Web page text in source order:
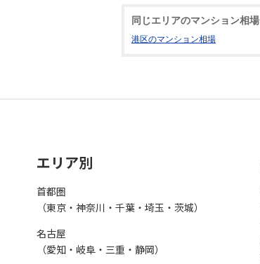
同じエリアのマンション相場
港区のマンション相場
エリア別
首都圏
（東京・神奈川・千葉・埼玉・茨城）
名古屋
（愛知・岐阜・三重・静岡）